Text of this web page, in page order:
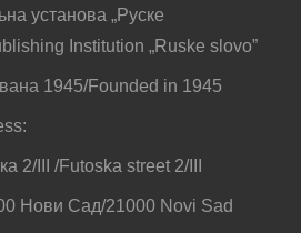
установа „Руске
Institution „Ruske slovo”
1945/Founded in 1945
2/III /Futoska street 2/III
Нови Сад/21000 Novi Sad